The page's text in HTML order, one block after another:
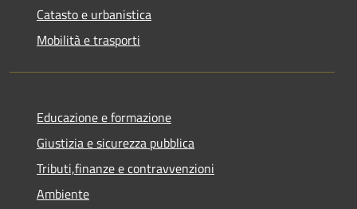
Catasto e urbanistica
Mobilità e trasporti
Educazione e formazione
Giustizia e sicurezza pubblica
Tributi,finanze e contravvenzioni
Ambiente